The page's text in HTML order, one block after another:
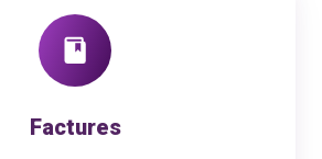
Factures